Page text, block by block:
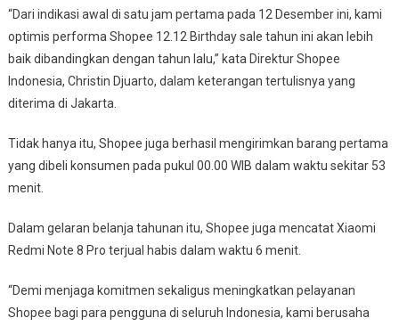
“Dari indikasi awal di satu jam pertama pada 12 Desember ini, kami
optimis performa Shopee 12.12 Birthday sale tahun ini akan lebih
baik dibandingkan dengan tahun lalu,” kata Direktur Shopee
Indonesia, Christin Djuarto, dalam keterangan tertulisnya yang
diterima di Jakarta.
Tidak hanya itu, Shopee juga berhasil mengirimkan barang pertama
yang dibeli konsumen pada pukul 00.00 WIB dalam waktu sekitar 53
menit.
Dalam gelaran belanja tahunan itu, Shopee juga mencatat Xiaomi
Redmi Note 8 Pro terjual habis dalam waktu 6 menit.
“Demi menjaga komitmen sekaligus meningkatkan pelayanan
Shopee bagi para pengguna di seluruh Indonesia, kami berusaha